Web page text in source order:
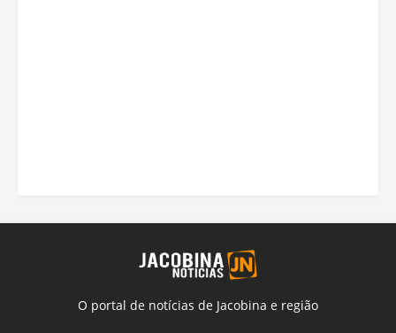
O portal de notícias de Jacobina e região